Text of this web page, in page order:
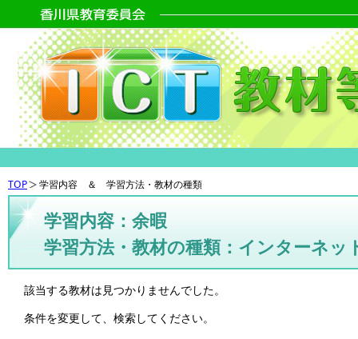
TOP 学習内容 ＆ 学習方法・教材の種類
学習内容：余暇
学習方法・教材の種類：インターネッ
該当する教材は見つかりませんでした。
条件を変更して、検索してください。